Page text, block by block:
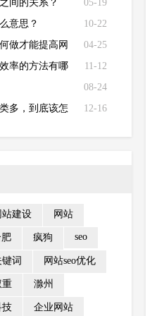
05-19
间的关系？
10-22
意思？
04-25
做才能提高网
11-12
率的方法有哪
08-24
12-16
多，到底该怎
站建设 网站
疯狗 seo
键词 网站seo优化
重 滁州
技 企业网站